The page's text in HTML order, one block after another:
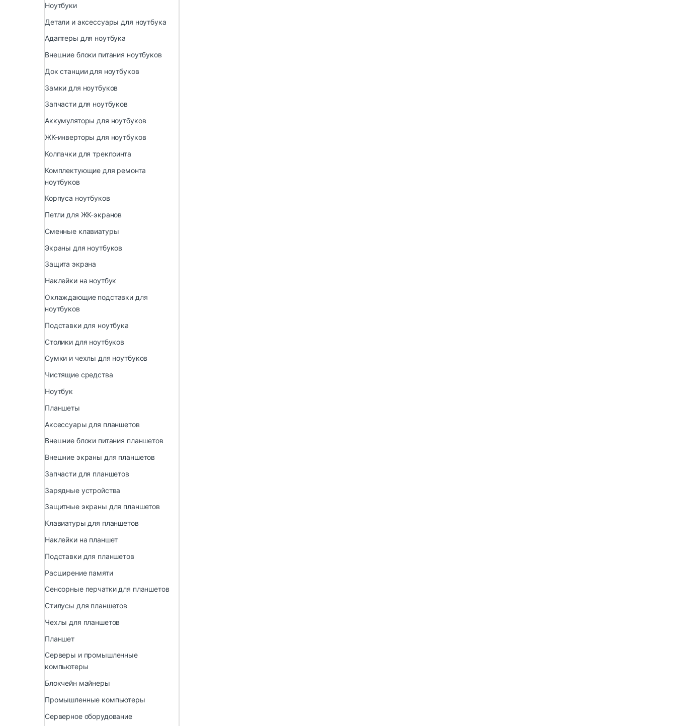
Ноутбуки
Детали и аксессуары для ноутбука
Адаптеры для ноутбука
Внешние блоки питания ноутбуков
Док станции для ноутбуков
Замки для ноутбуков
Запчасти для ноутбуков
Аккумуляторы для ноутбуков
ЖК-инверторы для ноутбуков
Колпачки для трекпоинта
Комплектующие для ремонта
ноутбуков
Корпуса ноутбуков
Петли для ЖК-экранов
Сменные клавиатуры
Экраны для ноутбуков
Защита экрана
Наклейки на ноутбук
Охлаждающие подставки для
ноутбуков
Подставки для ноутбука
Столики для ноутбуков
Сумки и чехлы для ноутбуков
Чистящие средства
Ноутбук
Планшеты
Аксессуары для планшетов
Внешние блоки питания планшетов
Внешние экраны для планшетов
Запчасти для планшетов
Зарядные устройства
Защитные экраны для планшетов
Клавиатуры для планшетов
Наклейки на планшет
Подставки для планшетов
Расширение памяти
Сенсорные перчатки для планшетов
Стилусы для планшетов
Чехлы для планшетов
Планшет
Серверы и промышленные
компьютеры
Блокчейн майнеры
Промышленные компьютеры
Серверное оборудование